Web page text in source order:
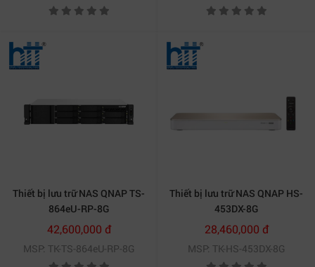
Thiết bị lưu trữ NAS QNAP TS-
864eU-RP-8G
42,600,000 đ
MSP: TK-TS-864eU-RP-8G
Thiết bị lưu trữ NAS QNAP HS-
453DX-8G
28,460,000 đ
MSP: TK-HS-453DX-8G